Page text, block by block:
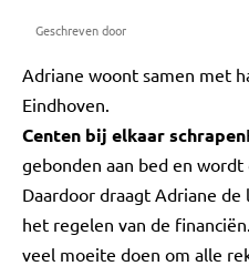
Geschreven door
Adriane woont samen met
Eindhoven.
Centen bij elkaar schrapen
gebonden aan bed en
Daardoor draagt Adriane
het regelen van de
veel moeite doen om alle